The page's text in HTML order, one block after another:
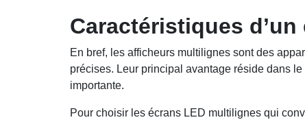
Caractéristiques
En bref, les afficheurs multilignes sont des
précises. Leur principal avantage réside dans
importante.
Pour choisir les écrans LED multilignes qui